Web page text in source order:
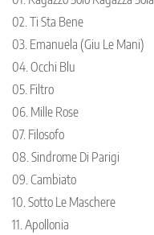
02. Ti Sta Bene
03. Emanuela (Giu Le Mani)
04. Occhi Blu
05. Filtro
06. Mille Rose
07. Filosofo
08. Sindrome Di Parigi
09. Cambiato
10. Sotto Le Maschere
11. Apollonia